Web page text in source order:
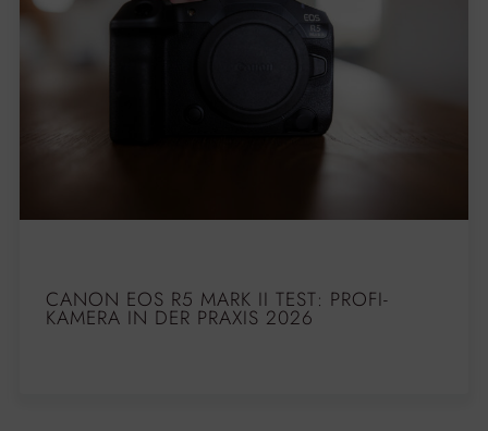
CANON EOS R5 MARK II TEST: PROFI-
KAMERA IN DER PRAXIS 2026